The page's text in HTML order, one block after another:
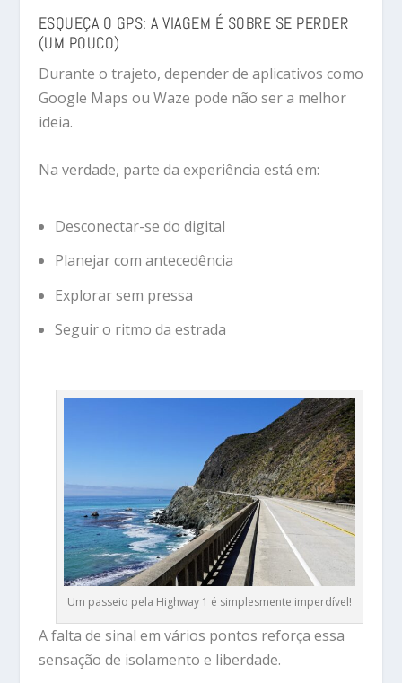
ESQUEÇA O GPS: A VIAGEM É SOBRE SE PERDER
(UM POUCO)
Durante o trajeto, depender de aplicativos como
Google Maps ou Waze pode não ser a melhor
ideia.
Na verdade, parte da experiência está em:
Desconectar-se do digital
Planejar com antecedência
Explorar sem pressa
Seguir o ritmo da estrada
Um passeio pela Highway 1 é simplesmente imperdível!
A falta de sinal em vários pontos reforça essa
sensação de isolamento e liberdade.